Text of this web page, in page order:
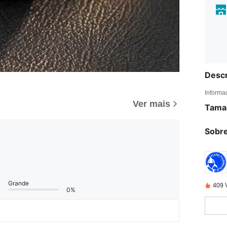
Ver mais
Grande
0%
409